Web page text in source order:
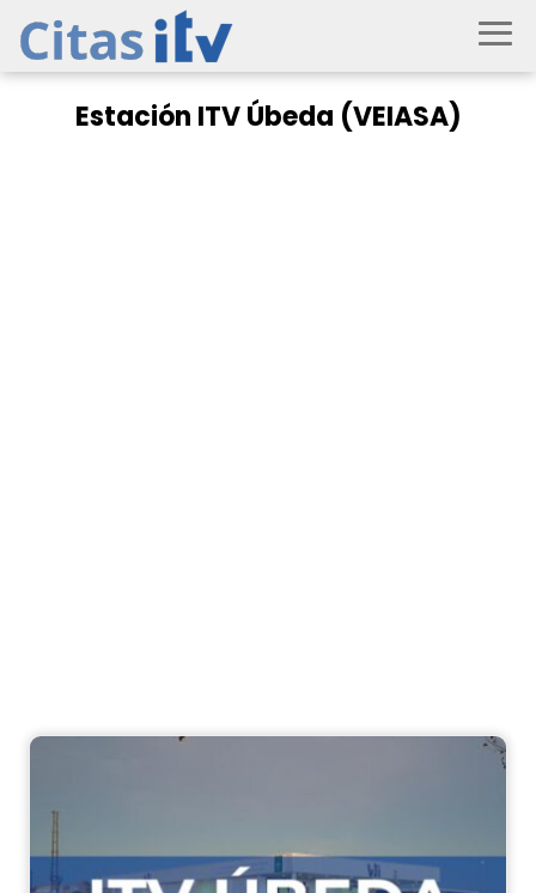
Estación ITV Úbeda (VEIASA)